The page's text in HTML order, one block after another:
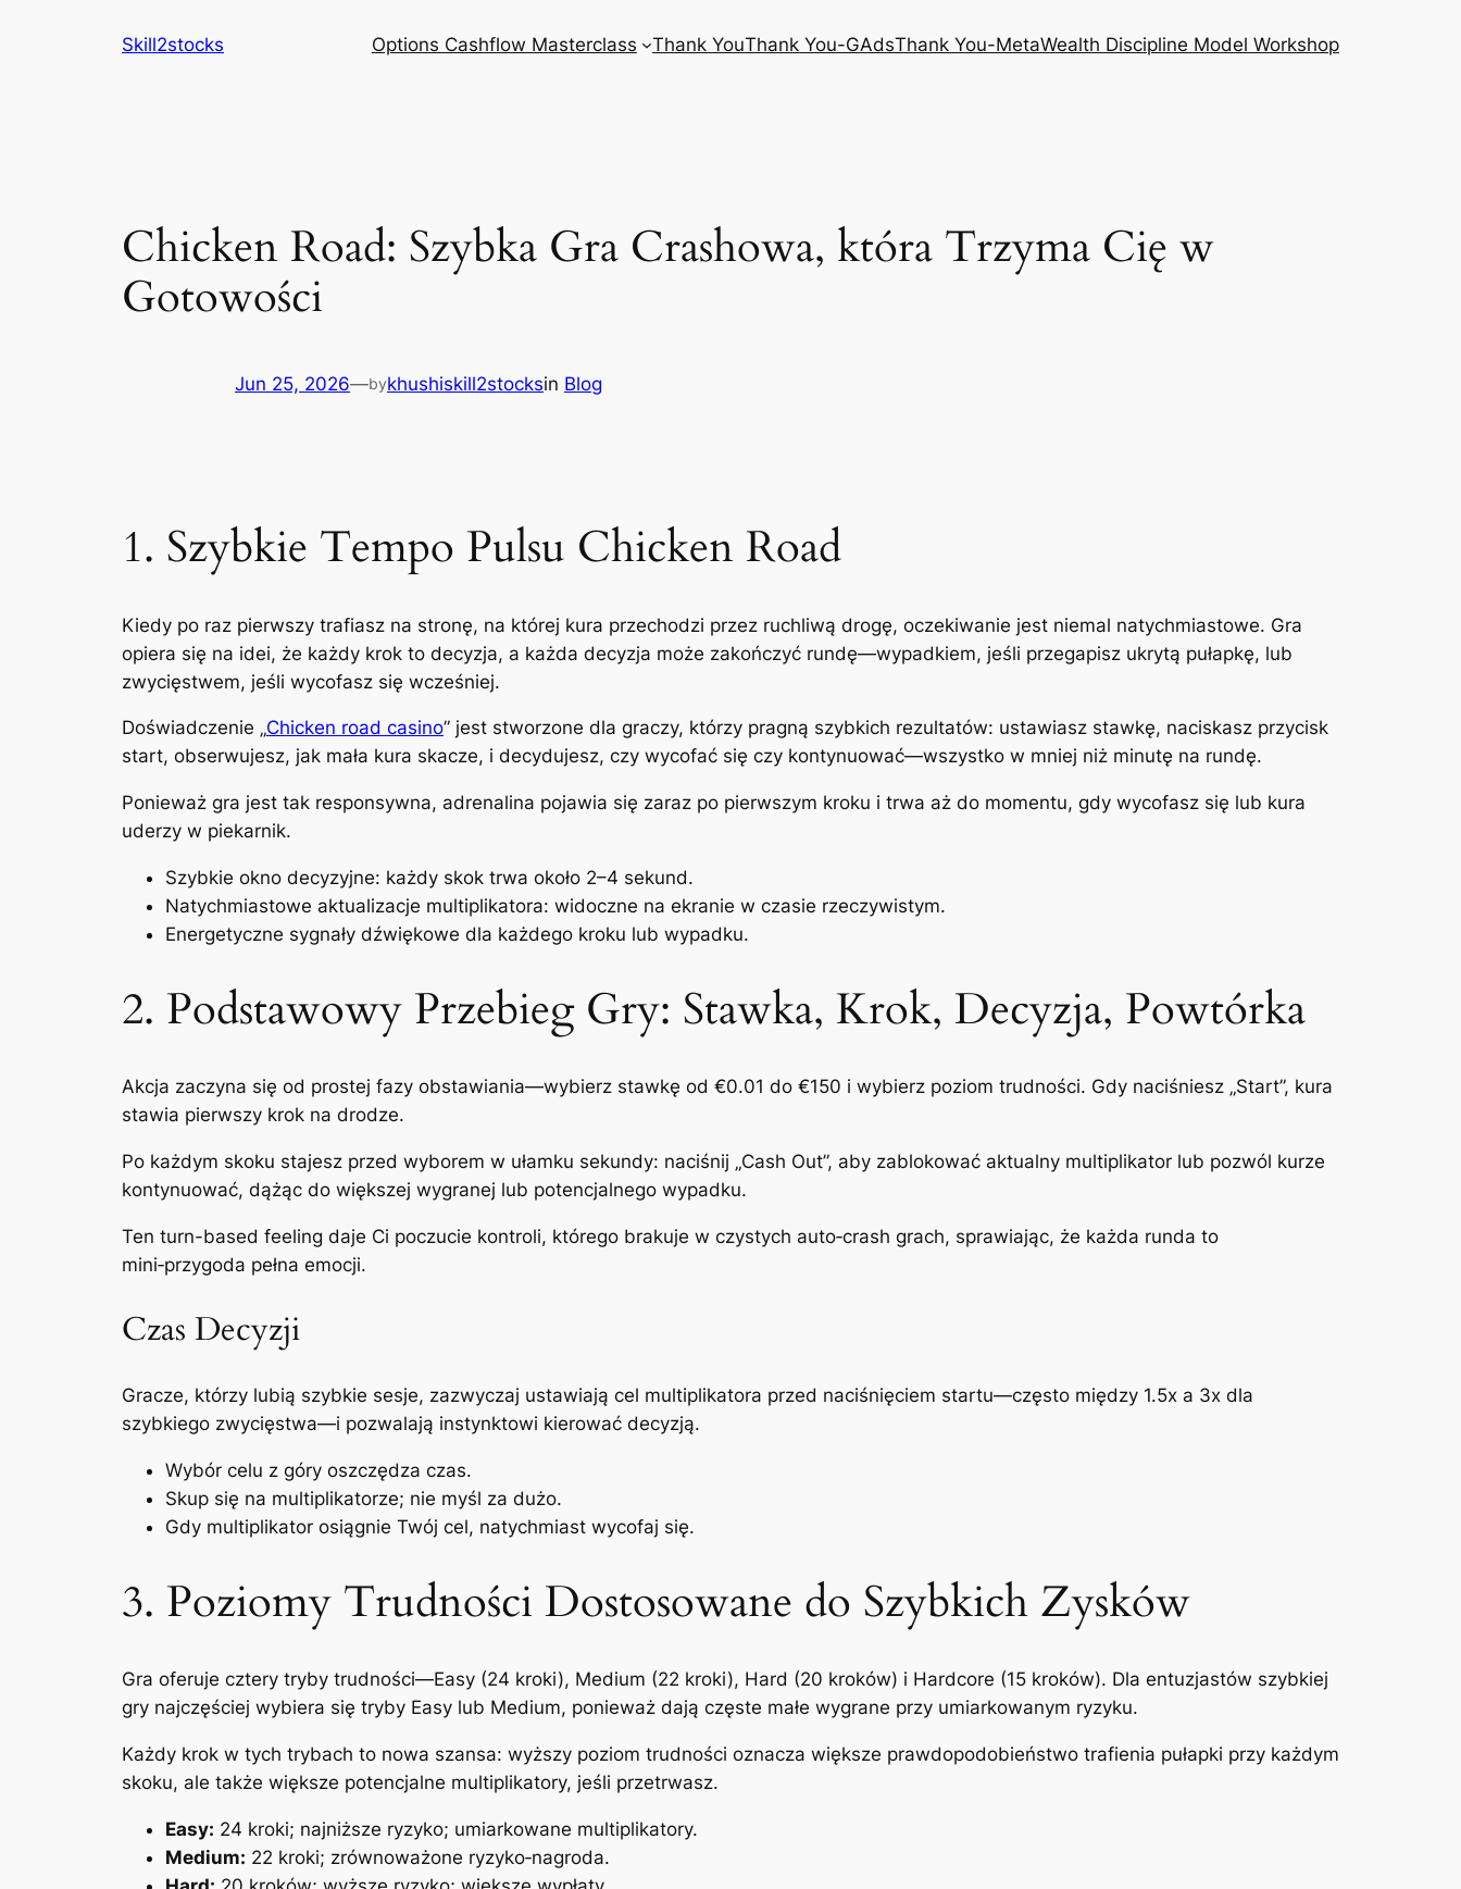
Skill2stocks Options Cashflow Masterclass Thank YouThank You-GAdsThank You-MetaWealth Discipline Model Workshop
Chicken Road: Szybka Gra Crashowa, która Trzyma Cię w
Gotowości
Jun 25, 2026—bykhushiskill2stocksin Blog
1. Szybkie Tempo Pulsu Chicken Road
Kiedy po raz pierwszy trafiasz na stronę, na której kura przechodzi przez ruchliwą drogę, oczekiwanie jest niemal natychmiastowe. Gra
opiera się na idei, że każdy krok to decyzja, a każda decyzja może zakończyć rundę—wypadkiem, jeśli przegapisz ukrytą pułapkę, lub
zwycięstwem, jeśli wycofasz się wcześniej.
Doświadczenie „Chicken road casino” jest stworzone dla graczy, którzy pragną szybkich rezultatów: ustawiasz stawkę, naciskasz przycisk
start, obserwujesz, jak mała kura skacze, i decydujesz, czy wycofać się czy kontynuować—wszystko w mniej niż minutę na rundę.
Ponieważ gra jest tak responsywna, adrenalina pojawia się zaraz po pierwszym kroku i trwa aż do momentu, gdy wycofasz się lub kura
uderzy w piekarnik.
Szybkie okno decyzyjne: każdy skok trwa około 2–4 sekund.
Natychmiastowe aktualizacje multiplikatora: widoczne na ekranie w czasie rzeczywistym.
Energetyczne sygnały dźwiękowe dla każdego kroku lub wypadku.
2. Podstawowy Przebieg Gry: Stawka, Krok, Decyzja, Powtórka
Akcja zaczyna się od prostej fazy obstawiania—wybierz stawkę od €0.01 do €150 i wybierz poziom trudności. Gdy naciśniesz „Start”, kura
stawia pierwszy krok na drodze.
Po każdym skoku stajesz przed wyborem w ułamku sekundy: naciśnij „Cash Out”, aby zablokować aktualny multiplikator lub pozwól kurze
kontynuować, dążąc do większej wygranej lub potencjalnego wypadku.
Ten turn-based feeling daje Ci poczucie kontroli, którego brakuje w czystych auto‑crash grach, sprawiając, że każda runda to
mini‑przygoda pełna emocji.
Czas Decyzji
Gracze, którzy lubią szybkie sesje, zazwyczaj ustawiają cel multiplikatora przed naciśnięciem startu—często między 1.5x a 3x dla
szybkiego zwycięstwa—i pozwalają instynktowi kierować decyzją.
Wybór celu z góry oszczędza czas.
Skup się na multiplikatorze; nie myśl za dużo.
Gdy multiplikator osiągnie Twój cel, natychmiast wycofaj się.
3. Poziomy Trudności Dostosowane do Szybkich Zysków
Gra oferuje cztery tryby trudności—Easy (24 kroki), Medium (22 kroki), Hard (20 kroków) i Hardcore (15 kroków). Dla entuzjastów szybkiej
gry najczęściej wybiera się tryby Easy lub Medium, ponieważ dają częste małe wygrane przy umiarkowanym ryzyku.
Każdy krok w tych trybach to nowa szansa: wyższy poziom trudności oznacza większe prawdopodobieństwo trafienia pułapki przy każdym
skoku, ale także większe potencjalne multiplikatory, jeśli przetrwasz.
Easy: 24 kroki; najniższe ryzyko; umiarkowane multiplikatory.
Medium: 22 kroki; zrównoważone ryzyko‑nagroda.